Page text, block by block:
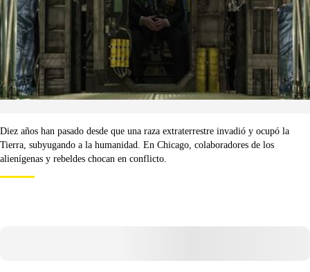
Diez años han pasado desde que una raza extraterrestre invadió y ocupó la
Tierra, subyugando a la humanidad. En Chicago, colaboradores de los
alienígenas y rebeldes chocan en conflicto.